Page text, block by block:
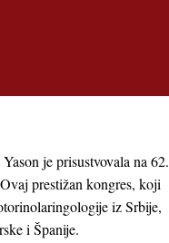
je prisustvovala na 62.
prestižan kongres, koji
iz Srbije,
i Španije.